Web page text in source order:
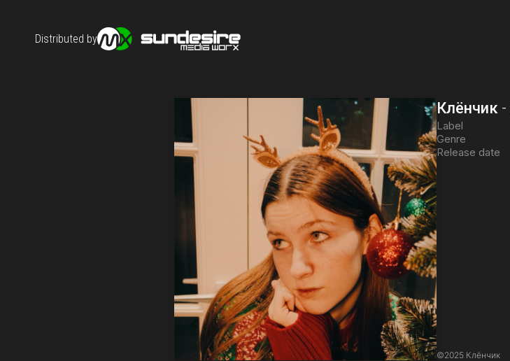
Distributed by
Клёнчик -
Label
Genre
Release date
©2025 Клёнчик